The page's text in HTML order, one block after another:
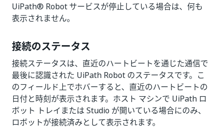
UiPath® Robot サービスが停止している場合は、何も
表示されません。
接続のステータス
接続ステータスは、直近のハートビートを通じた通信で
最後に認識された UiPath Robot のステータスです。こ
のフィールド上でホバーすると、直近のハートビートの
日付と時刻が表示されます。ホスト マシンで UiPath ロ
ボット トレイまたは Studio が開いている場合にのみ、
ロボットが接続済みとして表示されます。